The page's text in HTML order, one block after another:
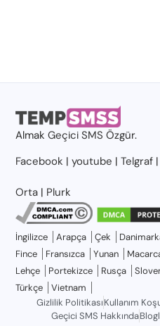
AlmakGeçici SMS Özgür.
Facebook |youtube |Telgraf |
Orta | Plurk
İngilizce Arapça Çek
Fince
Fransızca Yunan
Lehçe
Portekizce Rusça
Türkçe
Vietnam
Gizlilik PolitikasıKullanım
Geçici SMS Hakkında